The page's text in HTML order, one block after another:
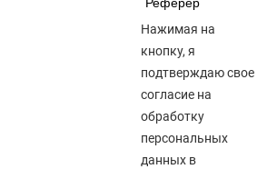
Реферер
Нажимая на
кнопку, я
подтверждаю свое
согласие на
обработку
персональных
данных в